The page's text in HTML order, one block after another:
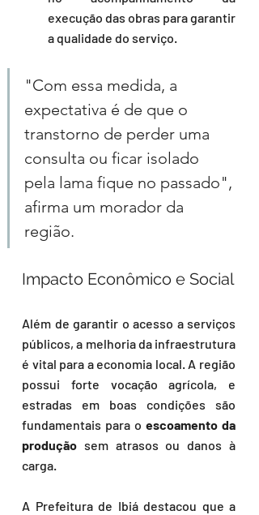
execução das obras para garantir
a qualidade do serviço.
"Com essa medida, a
expectativa é de que o
transtorno de perder uma
consulta ou ficar isolado
pela lama fique no passado",
afirma um morador da
região.
Impacto Econômico e Social
Além de garantir o acesso a serviços
públicos, a melhoria da infraestrutura
é vital para a economia local. A região
possui forte vocação agrícola, e
estradas em boas condições são
fundamentais para o escoamento da
produção sem atrasos ou danos à
carga.
A Prefeitura de Ibiá destacou que a